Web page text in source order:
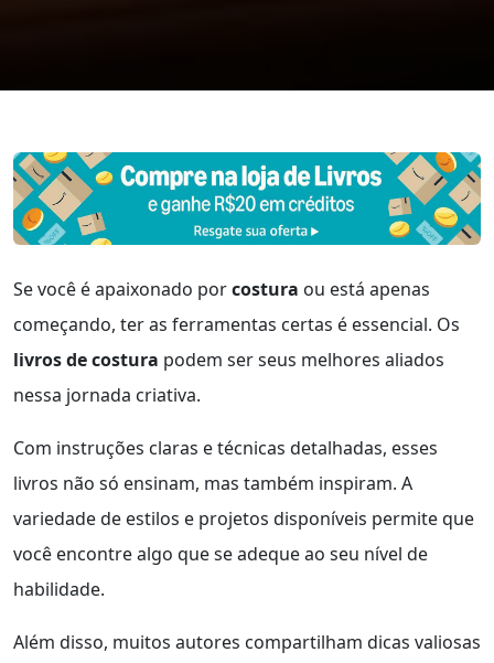
Se você é apaixonado porcostura ou está apenas
começando, ter as ferramentas certas é essencial. Os
livros de costura podem ser seus melhores aliados
nessa jornada criativa.
Com instruções claras e técnicas detalhadas, esses
livros não só ensinam, mas também inspiram. A
variedade de estilos e projetos disponíveis permite que
você encontre algo que se adeque ao seu nível de
habilidade.
Além disso, muitos autores compartilham dicas valiosas